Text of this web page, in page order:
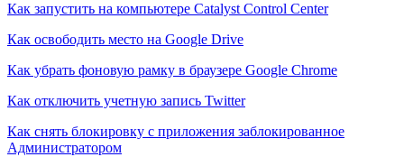
Как запустить на компьютере Catalyst Control Center
Как освободить место на Google Drive
Как убрать фоновую рамку в браузере Google Chrome
Как отключить учетную запись Twitter
Как снять блокировку с приложения заблокированное
Администратором